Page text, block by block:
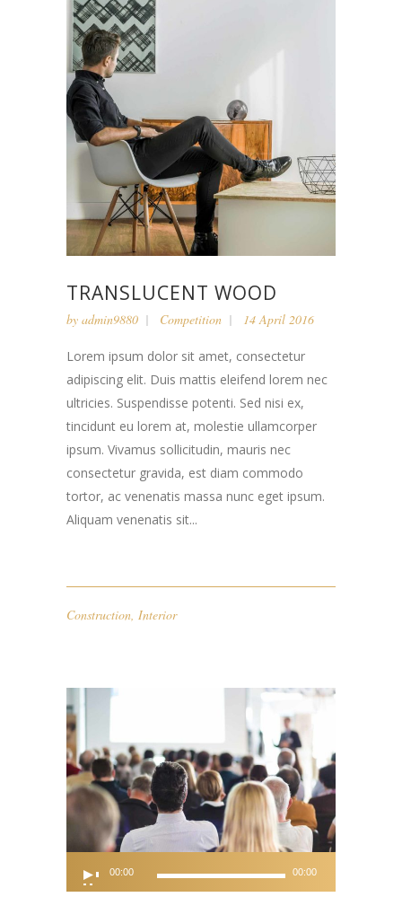
TRANSLUCENT WOOD
by admin9880 Competition 14 April 2016
Lorem ipsum dolor sit amet, consectetur
adipiscing elit. Duis mattis eleifend lorem nec
ultricies. Suspendisse potenti. Sed nisi ex,
tincidunt eu lorem at, molestie ullamcorper
ipsum. Vivamus sollicitudin, mauris nec
consectetur gravida, est diam commodo
tortor, ac venenatis massa nunc eget ipsum.
Aliquam venenatis sit...
Construction, Interior
Player
00:00 00:00